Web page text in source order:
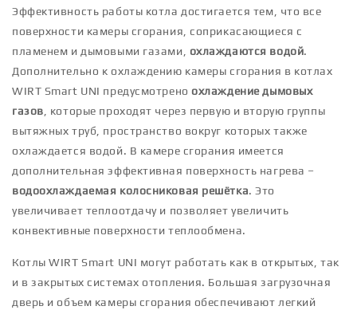
Эффективность работы котла достигается тем, что все
поверхности камеры сгорания, соприкасающиеся с
пламенем и дымовыми газами, охлаждаются водой.
Дополнительно к охлаждению камеры сгорания в котлах
WIRT Smart UNI предусмотреноохлаждение дымовых
газов , которые проходят через первую и вторую группы
вытяжных труб, пространство вокруг которых также
охлаждается водой. В камере сгорания имеется
дополнительная эффективная поверхность нагрева –
водоохлаждаемая колосниковая решётка. Это
увеличивает теплоотдачу и позволяет увеличить
конвективные поверхности теплообмена.
Котлы WIRT Smart UNI могут работать как в открытых, так
и в закрытых системах отопления. Большая загрузочная
дверь и объем камеры сгорания обеспечивают легкий